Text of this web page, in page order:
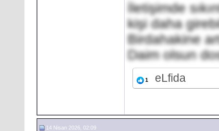
İletişimde
kişi daha
Birdahakine
Daim olsun
1 eLfida
14 Nisan 2026, 02:09